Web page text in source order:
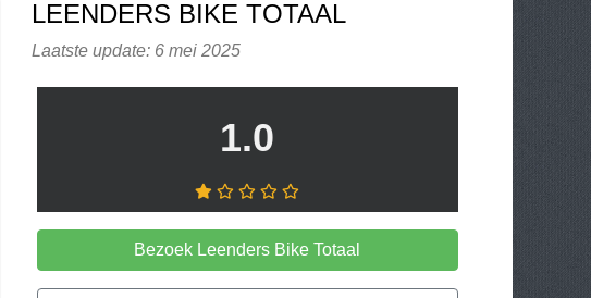
LEENDERS BIKE TOTAAL
Laatste update: 6 mei 2025
1.0
Bezoek Leenders Bike Totaal